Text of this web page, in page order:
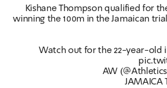
Kishane Thompson qualified for
winning the 100m in the Jamaican
Watch out for the 22-year-old